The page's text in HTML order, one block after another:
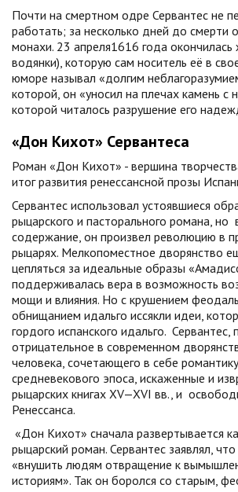
Почти на смертном одре Сервантес не
работать; за несколько дней до смерти
монахи. 23 апреля1616 года окончилась
водянки), которую сам носитель её в
юморе называл «долгим
которой, он «уносил на плечах камень с
которой читалось разрушение его
«Дон Кихот» Сервантеса
Роман «Дон Кихот» - вершина
итог развития ренессансной прозы
Сервантес использовал устоявшиеся
рыцарского и пасторального романа, но
содержание, он произвел революцию в
рыцарях. Мелкопоместное дворянство
цепляться за идеальные образы
поддерживалась вера в возможность
мощи и влияния. Но с крушением
обнищанием идальго иссякли идеи,
гордого испанского идальго. Сервантес,
отрицательное в современном
человека, сочетающего в себе
средневекового эпоса, искаженные и
рыцарских книгах XV—XVI вв., и
Ренессанса.
«Дон Кихот» сначала развертывается
рыцарский роман. Сервантес заявлял,
«внушить людям отвращение к
историям». Так он боролся со старым,